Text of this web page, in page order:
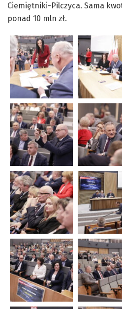
Ciemiętniki-Pilczyca. Sama
ponad 10 mln zł.